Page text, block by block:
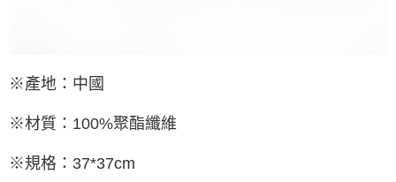
※產地：中國
※材質：100%聚酯纖維
※規格：37*37cm